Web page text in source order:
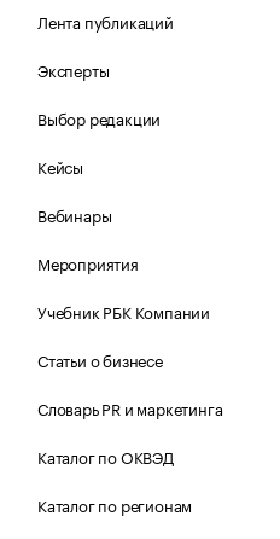
Лента публикаций
Эксперты
Выбор редакции
Кейсы
Вебинары
Мероприятия
Учебник РБК Компании
Статьи о бизнесе
Словарь PR и маркетинга
Каталог по ОКВЭД
Каталог по регионам